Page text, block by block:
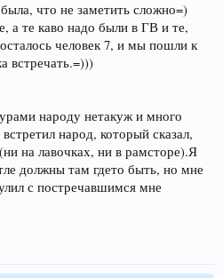
что не заметить сложно=)
а те каво надо были в ГВ и те,
человек 7, и мы пошли к
встречать.=)))
народу нетакуж и много
народ, который сказал,
на лавочках, ни в рамсторе).Я
должны там гдето быть, но мне
с постречавшимся мне